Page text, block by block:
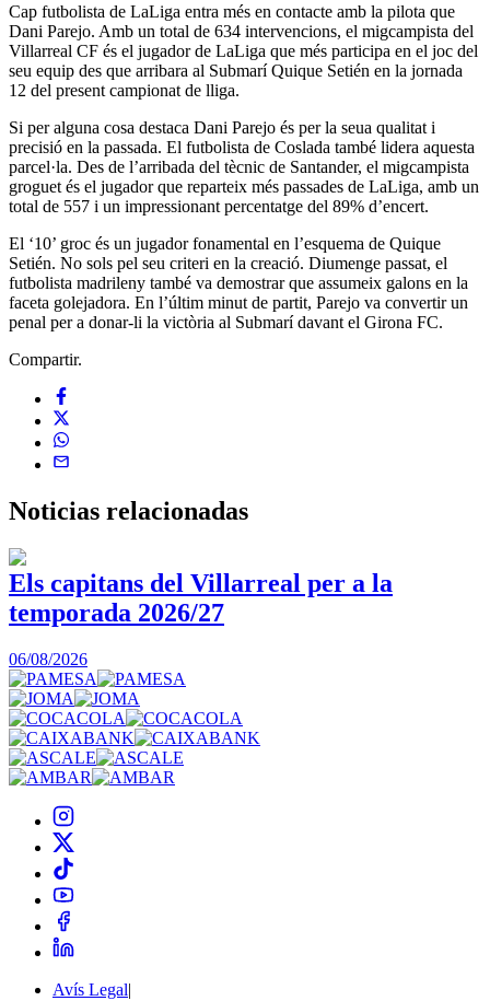
Cap futbolista de LaLiga entra més en contacte amb la pilota que
Dani Parejo. Amb un total de 634 intervencions, el migcampista del
Villarreal CF és el jugador de LaLiga que més participa en el joc del
seu equip des que arribara al Submarí Quique Setién en la jornada
12 del present campionat de lliga.
Si per alguna cosa destaca Dani Parejo és per la seua qualitat i
precisió en la passada. El futbolista de Coslada també lidera aquesta
parcel·la. Des de l’arribada del tècnic de Santander, el migcampista
groguet és el jugador que reparteix més passades de LaLiga, amb un
total de 557 i un impressionant percentatge del 89% d’encert.
El ‘10’ groc és un jugador fonamental en l’esquema de Quique
Setién. No sols pel seu criteri en la creació. Diumenge passat, el
futbolista madrileny també va demostrar que assumeix galons en la
faceta golejadora. En l’últim minut de partit, Parejo va convertir un
penal per a donar-li la victòria al Submarí davant el Girona FC.
Compartir.
Noticias relacionadas
Els capitans del Villarreal per a la
temporada 2026/27
06/08/2026
Avís Legal|